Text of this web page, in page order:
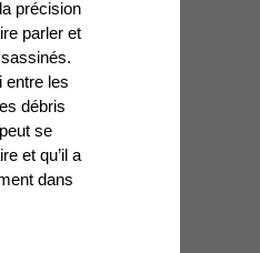
précision
parler et
entre les
débris
se
et qu’il a
dans